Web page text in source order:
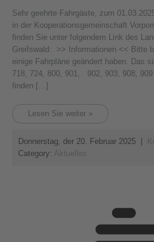
Sehr geehrte Fahrgäste, zum
in der Kooperationsgemeinschaft
finden Sie unter folgendem Link des
Greifswald: >> Informationen << Bitte
einige Fahrpläne geändert haben. Das
718, 724, 800, 901, 902, 903, 908, 909
finden […]
Lesen Sie weiter »
Donnerstag, der 20. Februar 2025
Category: Aktuelles